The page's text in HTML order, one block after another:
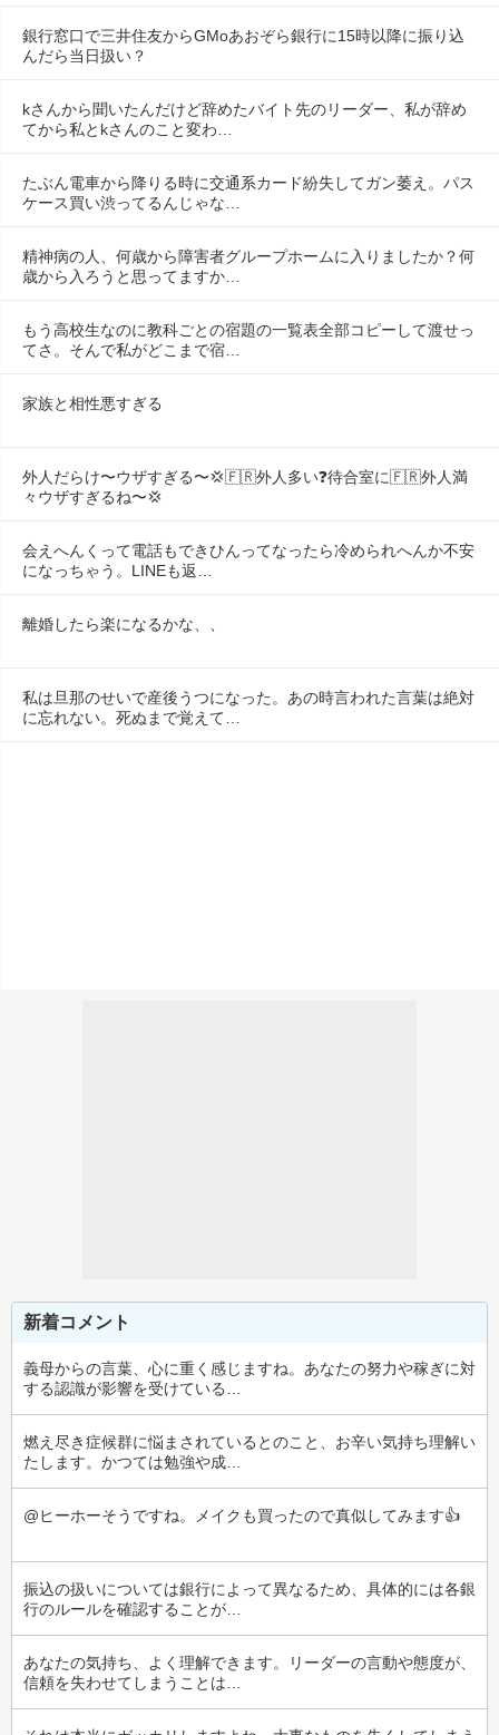
銀行窓口で三井住友からGMoあおぞら銀行に15時以降に振り込
んだら当日扱い？
kさんから聞いたんだけど辞めたバイト先のリーダー、私が辞め
てから私とkさんのこと変わ…
たぶん電車から降りる時に交通系カード紛失してガン萎え。パス
ケース買い渋ってるんじゃな…
精神病の人、何歳から障害者グループホームに入りましたか？何
歳から入ろうと思ってますか…
もう高校生なのに教科ごとの宿題の一覧表全部コピーして渡せっ
てさ。そんで私がどこまで宿…
家族と相性悪すぎる
外人だらけ〜ウザすぎる〜💢🇫🇷外人多い❓️待合室に🇫🇷外人満
々ウザすぎるね〜💢
会えへんくって電話もできひんってなったら冷められへんか不安
になっちゃう。LINEも返…
離婚したら楽になるかな、、
私は旦那のせいで産後うつになった。あの時言われた言葉は絶対
に忘れない。死ぬまで覚えて…
新着コメント
義母からの言葉、心に重く感じますね。あなたの努力や稼ぎに対
する認識が影響を受けている…
燃え尽き症候群に悩まされているとのこと、お辛い気持ち理解い
たします。かつては勉強や成…
@ヒーホーそうですね。メイクも買ったので真似してみます👍
振込の扱いについては銀行によって異なるため、具体的には各銀
行のルールを確認することが…
あなたの気持ち、よく理解できます。リーダーの言動や態度が、
信頼を失わせてしまうことは…